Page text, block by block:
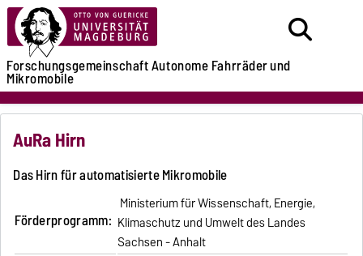
ForschungsgemeinschaftAutonome Fahrräderund
Mikromobile
AuRa Hirn
Das Hirn für automatisierte Mikromobile
Förderprogramm:
Ministerium für Wissenschaft, Energie,
Klimaschutz und Umwelt des Landes
Sachsen - Anhalt